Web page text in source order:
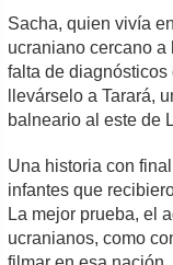
Sacha, quien vivía
ucraniano cercano a
falta de
llevárselo a Tarará,
balneario al este de
Una historia con
infantes que
La mejor prueba, el
ucranianos, como